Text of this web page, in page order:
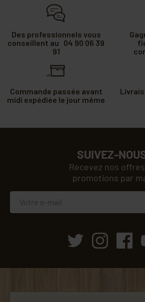
Des professionnels vous
conseillent au 04 90 06 39
91
Commande passée avant
midi expédiée le jour même
SUIVEZ-
Recevez nos
promotions par